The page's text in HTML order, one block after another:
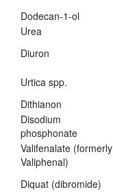
Dodecan-1-ol
Urea
Diuron
Urtica spp.
Dithianon
Disodium
phosphonate
Valifenalate (formerly
Valiphenal)
Diquat (dibromide)